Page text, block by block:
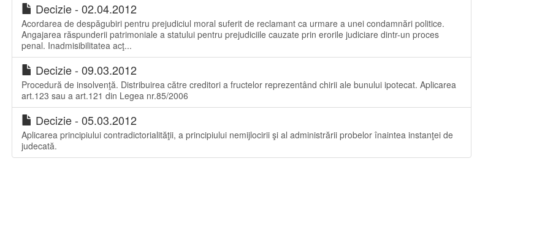
Decizie - 02.04.2012
Acordarea de despăgubiri pentru prejudiciul moral suferit de reclamant ca urmare a unei condamnări politice.
Angajarea răspunderii patrimoniale a statului pentru prejudiciile cauzate prin erorile judiciare dintr-un proces
penal. Inadmisibilitatea acţ...
Decizie - 09.03.2012
Procedură de insolvenţă. Distribuirea către creditori a fructelor reprezentând chirii ale bunului ipotecat. Aplicarea
art.123 sau a art.121 din Legea nr.85/2006
Decizie - 05.03.2012
Aplicarea principiului contradictorialităţii, a principiului nemijlocirii şi al administrării probelor înaintea instanţei de
judecată.